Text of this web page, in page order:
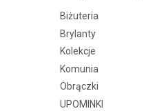
Biżuteria
Brylanty
Kolekcje
Komunia
Obrączki
UPOMINKI